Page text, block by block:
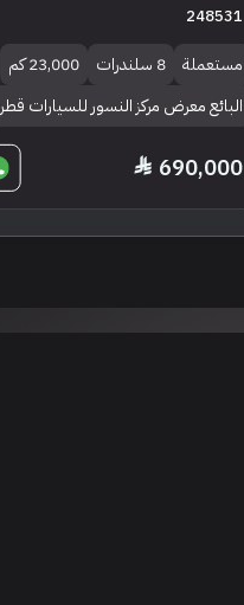
248531
مستعملة 8 سلندرات
23,000 كم
البائع معرض مركز النسور للسيارات قطر
690,000